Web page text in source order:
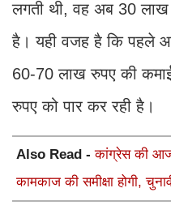
लगती थी, वह अब 30
है। यही वजह है कि पहले
60-70 लाख रुपए की
रुपए को पार कर रही है।
Also Read -कांग्रेस की आज
कामकाज की समीक्षा होगी,